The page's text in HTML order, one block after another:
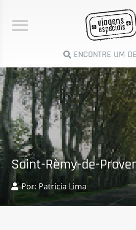
ENCONTRE UM
Saint-Rèmy-de-
Por: Patricia Lima